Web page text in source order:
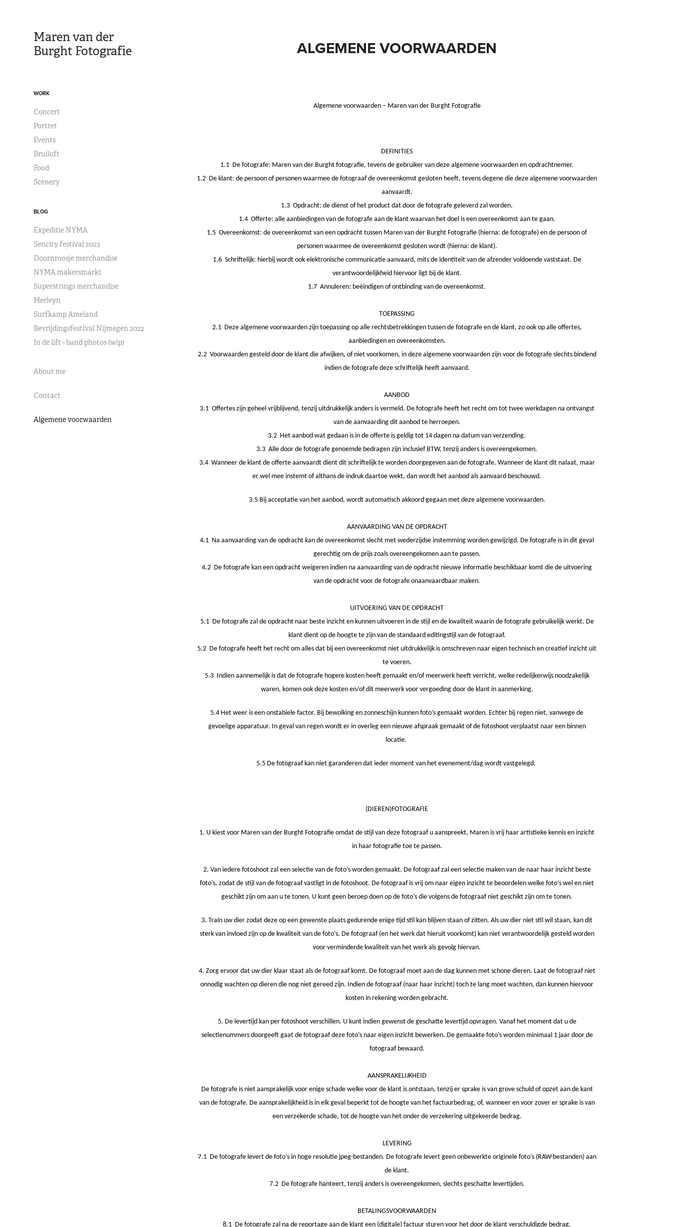
Maren van der
Burght Fotografie
WORK
Concert
Portret
Events
Bruiloft
Food
Scenery
BLOG
Expeditie NYMA
Sencity festival 2023
Doornroosje merchandise
NYMA makersmarkt
Superstrings merchandise
Merleyn
Surfkamp Ameland
Bevrijdingsfestival Nijmegen 2022
In de lift - band photos (wip)
About me
Contact
Algemene voorwaarden
ALGEMENE VOORWAARDEN
Algemene voorwaarden – Maren van der Burght Fotografie
DEFINITIES
1.1 De fotografe: Maren van der Burght fotografie, tevens de gebruiker van deze algemene voorwaarden en opdrachtnemer.
1.2 De klant: de persoon of personen waarmee de fotograaf de overeenkomst gesloten heeft, tevens degene die deze algemene voorwaarden
aanvaardt.
1.3 Opdracht: de dienst of het product dat door de fotografe geleverd zal worden.
1.4 Offerte: alle aanbiedingen van de fotografe aan de klant waarvan het doel is een overeenkomst aan te gaan.
1.5 Overeenkomst: de overeenkomst van een opdracht tussen Maren van der Burght Fotografie (hierna: de fotografe) en de persoon of
personen waarmee de overeenkomst gesloten wordt (hierna: de klant).
1.6 Schriftelijk: hierbij wordt ook elektronische communicatie aanvaard, mits de identiteit van de afzender voldoende vaststaat. De
verantwoordelijkheid hiervoor ligt bij de klant.
1.7 Annuleren: beëindigen of ontbinding van de overeenkomst.
TOEPASSING
2.1 Deze algemene voorwaarden zijn toepassing op alle rechtsbetrekkingen tussen de fotografe en de klant, zo ook op alle offertes,
aanbiedingen en overeenkomsten.
2.2 Voorwaarden gesteld door de klant die afwijken, of niet voorkomen, in deze algemene voorwaarden zijn voor de fotografe slechts bindend
indien de fotografe deze schriftelijk heeft aanvaard.
AANBOD
3.1 Offertes zijn geheel vrijblijvend, tenzij uitdrukkelijk anders is vermeld. De fotografe heeft het recht om tot twee werkdagen na ontvangst
van de aanvaarding dit aanbod te herroepen.
3.2 Het aanbod wat gedaan is in de offerte is geldig tot 14 dagen na datum van verzending.
3.3 Alle door de fotografe genoemde bedragen zijn inclusief BTW, tenzij anders is overeengekomen.
3.4 Wanneer de klant de offerte aanvaardt dient dit schriftelijk te worden doorgegeven aan de fotografe. Wanneer de klant dit nalaat, maar
er wel mee instemt of althans de indruk daartoe wekt, dan wordt het aanbod als aanvaard beschouwd.
3.5 Bij acceptatie van het aanbod, wordt automatisch akkoord gegaan met deze algemene voorwaarden.
AANVAARDING VAN DE OPDRACHT
4.1 Na aanvaarding van de opdracht kan de overeenkomst slecht met wederzijdse instemming worden gewijzigd. De fotografe is in dit geval
gerechtig om de prijs zoals overeengekomen aan te passen.
4.2 De fotografe kan een opdracht weigeren indien na aanvaarding van de opdracht nieuwe informatie beschikbaar komt die de uitvoering
van de opdracht voor de fotografe onaanvaardbaar maken.
UITVOERING VAN DE OPDRACHT
5.1 De fotografe zal de opdracht naar beste inzicht en kunnen uitvoeren in de stijl en de kwaliteit waarin de fotografe gebruikelijk werkt. De
klant dient op de hoogte te zijn van de standaard editingstijl van de fotograaf.
5.2 De fotografe heeft het recht om alles dat bij een overeenkomst niet uitdrukkelijk is omschreven naar eigen technisch en creatief inzicht uit
te voeren.
5.3 Indien aannemelijk is dat de fotografe hogere kosten heeft gemaakt en/of meerwerk heeft verricht, welke redelijkerwijs noodzakelijk
waren, komen ook deze kosten en/of dit meerwerk voor vergoeding door de klant in aanmerking.
5.4 Het weer is een onstabiele factor. Bij bewolking en zonneschijn kunnen foto’s gemaakt worden. Echter bij regen niet, vanwege de
gevoelige apparatuur. In geval van regen wordt er in overleg een nieuwe afspraak gemaakt of de fotoshoot verplaatst naar een binnen
locatie.
5.5 De fotograaf kan niet garanderen dat ieder moment van het evenement/dag wordt vastgelegd.
(DIEREN)FOTOGRAFIE
1. U kiest voor Maren van der Burght Fotografie omdat de stijl van deze fotograaf u aanspreekt, Maren is vrij haar artistieke kennis en inzicht
in haar fotografie toe te passen.
2. Van iedere fotoshoot zal een selectie van de foto’s worden gemaakt. De fotograaf zal een selectie maken van de naar haar inzicht beste
foto’s, zodat de stijl van de fotograaf vastligt in de fotoshoot. De fotograaf is vrij om naar eigen inzicht te beoordelen welke foto’s wel en niet
geschikt zijn om aan u te tonen. U kunt geen beroep doen op de foto’s die volgens de fotograaf niet geschikt zijn om te tonen.
3. Train uw dier zodat deze op een gewenste plaats gedurende enige tijd stil kan blijven staan of zitten. Als uw dier niet stil wil staan, kan dit
sterk van invloed zijn op de kwaliteit van de foto’s. De fotograaf (en het werk dat hieruit voorkomt) kan niet verantwoordelijk gesteld worden
voor verminderde kwaliteit van het werk als gevolg hiervan.
4. Zorg ervoor dat uw dier klaar staat als de fotograaf komt. De fotograaf moet aan de slag kunnen met schone dieren. Laat de fotograaf niet
onnodig wachten op dieren die nog niet gereed zijn. Indien de fotograaf (naar haar inzicht) toch te lang moet wachten, dan kunnen hiervoor
kosten in rekening worden gebracht.
5. De levertijd kan per fotoshoot verschillen. U kunt indien gewenst de geschatte levertijd opvragen. Vanaf het moment dat u de
selectienummers doorgeeft gaat de fotograaf deze foto’s naar eigen inzicht bewerken. De gemaakte foto’s worden minimaal 1 jaar door de
fotograaf bewaard.
AANSPRAKELIJKHEID
De fotografe is niet aansprakelijk voor enige schade welke voor de klant is ontstaan, tenzij er sprake is van grove schuld of opzet aan de kant
van de fotografe. De aansprakelijkheid is in elk geval beperkt tot de hoogte van het factuurbedrag, of, wanneer en voor zover er sprake is van
een verzekerde schade, tot de hoogte van het onder de verzekering uitgekeerde bedrag.
LEVERING
7.1 De fotografe levert de foto’s in hoge resolutie jpeg-bestanden. De fotografe levert geen onbewerkte originele foto’s (RAW-bestanden) aan
de klant.
7.2 De fotografe hanteert, tenzij anders is overeengekomen, slechts geschatte levertijden.
BETALINGSVOORWAARDEN
8.1 De fotografe zal na de reportage aan de klant een (digitale) factuur sturen voor het door de klant verschuldigde bedrag.